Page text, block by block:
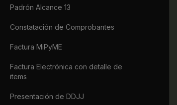
Padrón Alcance 13
Constatación de Comprobantes
Factura MiPyME
Factura Electrónica con detalle de
items
Presentación de DDJJ